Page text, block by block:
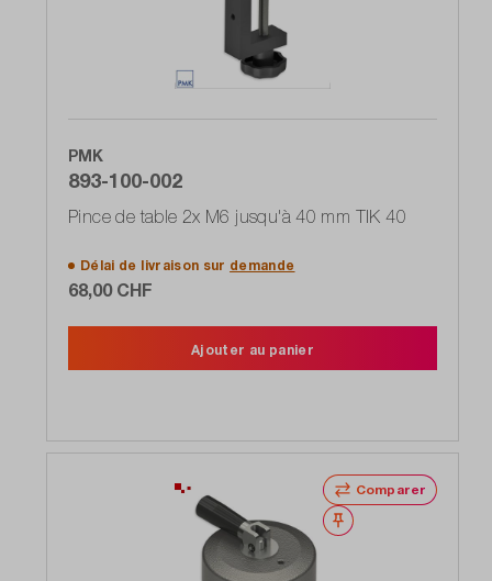
PMK
893-100-002
Pince de table 2x M6 jusqu'à 40 mm TIK 40
Délai de livraison sur demande
68,00 CHF
Ajouter au panier
Comparer
Noter